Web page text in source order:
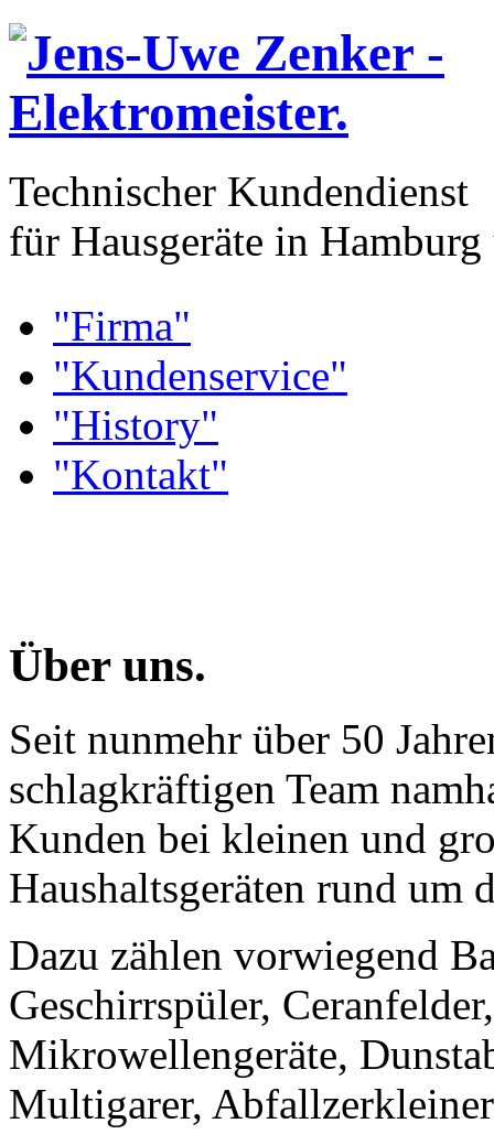
Technischer Kundendienst
für Hausgeräte in
"Firma"
"Kundenservice"
"History"
"Kontakt"
Über uns.
Seit nunmehr über 50
schlagkräftigen Team
Kunden bei kleinen und
Haushaltsgeräten rund um
Dazu zählen vorwiegend
Geschirrspüler,
Mikrowellengeräte,
Multigarer,